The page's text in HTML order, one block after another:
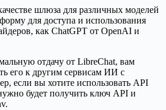
шлюза для различных моделей
для доступа и использования
как ChatGPT от OpenAI и
отдачу от LibreChat, вам
его к другим сервисам ИИ с
если вы хотите использовать API
будет получить ключ API и